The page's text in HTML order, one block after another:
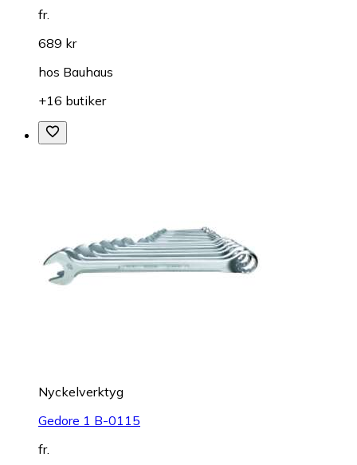
fr.
689 kr
hos Bauhaus
+16 butiker
Nyckelverktyg
Gedore 1 B-0115
fr.